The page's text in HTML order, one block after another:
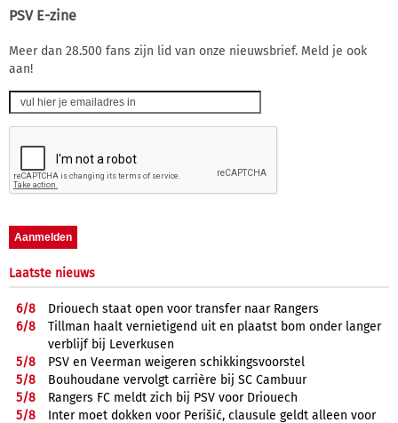
PSV E-zine
Meer dan 28.500 fans zijn lid van onze nieuwsbrief. Meld je ook
aan!
Laatste nieuws
6/8
Driouech staat open voor transfer naar Rangers
6/8
Tillman haalt vernietigend uit en plaatst bom onder langer
verblijf bij Leverkusen
5/8
PSV en Veerman weigeren schikkingsvoorstel
5/8
Bouhoudane vervolgt carrière bij SC Cambuur
5/8
Rangers FC meldt zich bij PSV voor Driouech
5/8
Inter moet dokken voor Perišić, clausule geldt alleen voor